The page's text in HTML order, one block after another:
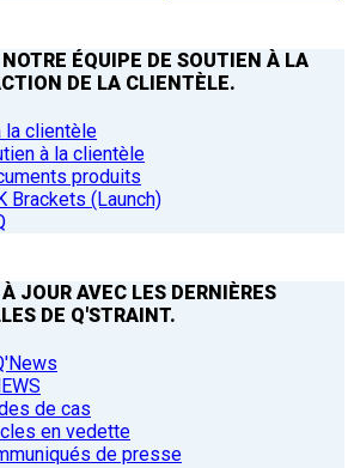
ÉQUIPE DE SOUTIEN À LA
DE LA CLIENTÈLE.
la clientèle
à la clientèle
produits
Brackets (Launch)
JOUR AVEC LES DERNIÈRES
DE Q'STRAINT.
de cas
en vedette
de presse